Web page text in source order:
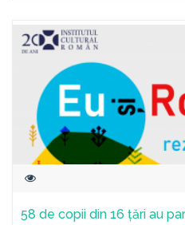
58 de copii din 16 țări au